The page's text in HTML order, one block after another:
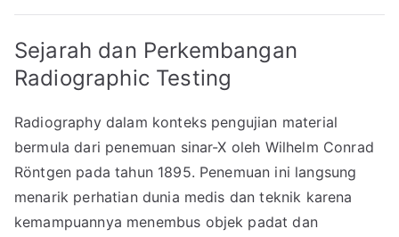
Sejarah dan Perkembangan
Radiographic Testing
Radiography dalam konteks pengujian material
bermula dari penemuan sinar-X oleh Wilhelm Conrad
Röntgen pada tahun 1895. Penemuan ini langsung
menarik perhatian dunia medis dan teknik karena
kemampuannya menembus objek padat dan